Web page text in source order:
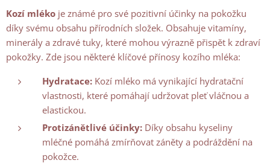
Kozí mléko je známé pro své pozitivní účinky na pokožku
díky svému obsahu přírodních složek. Obsahuje vitamíny,
minerály a zdravé tuky, které mohou výrazně přispět k zdraví
pokožky. Zde jsou některé klíčové přínosy kozího mléka:
Hydratace: Kozí mléko má vynikající hydratační
vlastnosti, které pomáhají udržovat pleť vláčnou a
elastickou.
Protizánětlivé účinky: Díky obsahu kyseliny
mléčné pomáhá zmírňovat záněty a podráždění na
pokožce.